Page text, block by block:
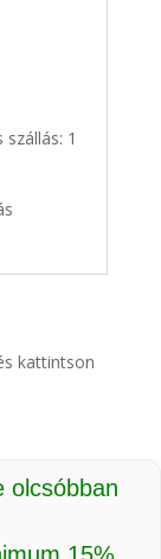
1
kattintson
olcsóbban
15%